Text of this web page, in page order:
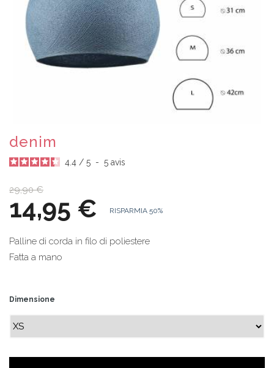
denim
4.4 / 5 - 5 avis
29,90 €
14,95 € RISPARMIA 50%
Palline di corda in filo di poliestere
Fatta a mano
Dimensione